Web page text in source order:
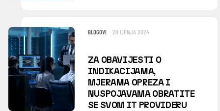
BLOGOVI 20 LIPNJA 2024
ZA OBAVIJESTI O
INDIKACIJAMA,
MJERAMA OPREZA I
NUSPOJAVAMA OBRATITE
SE SVOM IT PROVIDERU